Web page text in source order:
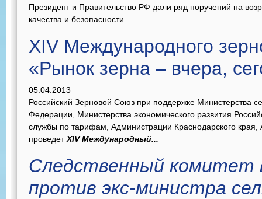
Президент и Правительство РФ дали ряд поручений на
качества и безопасности...
XIV Международного
«Рынок зерна – вчера,
05.04.2013
Российский Зерновой Союз при поддержке Министерства
Федерации, Министерства экономического развития
службы по тарифам, Администрации Краснодарского
проведетXIV Международный...
Следственный комитет
против экс-министра